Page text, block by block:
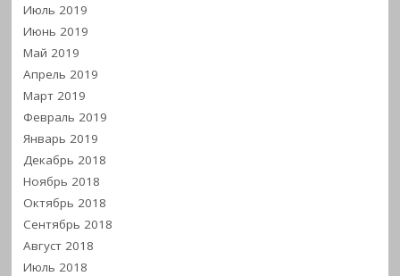
Июль 2019
Июнь 2019
Май 2019
Апрель 2019
Март 2019
Февраль 2019
Январь 2019
Декабрь 2018
Ноябрь 2018
Октябрь 2018
Сентябрь 2018
Август 2018
Июль 2018